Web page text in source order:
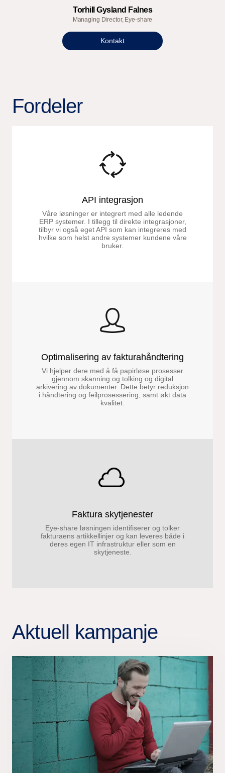
Torhill Gysland Falnes
Managing Director, Eye-share
Kontakt
Fordeler
API integrasjon
Våre løsninger er integrert med alle ledende
ERP systemer. I tillegg til direkte integrasjoner,
tilbyr vi også eget API som kan integreres med
hvilke som helst andre systemer kundene våre
bruker.
Optimalisering av fakturahåndtering
Vi hjelper dere med å få papirløse prosesser
gjennom skanning og tolking og digital
arkivering av dokumenter. Dette betyr reduksjon
i håndtering og feilprosessering, samt økt data
kvalitet.
Faktura skytjenester
Eye-share løsningen identifiserer og tolker
fakturaens artikkellinjer og kan leveres både i
deres egen IT infrastruktur eller som en
skytjeneste.
Aktuell kampanje